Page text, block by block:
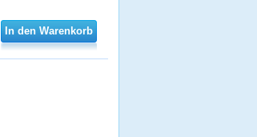
In den Warenkorb